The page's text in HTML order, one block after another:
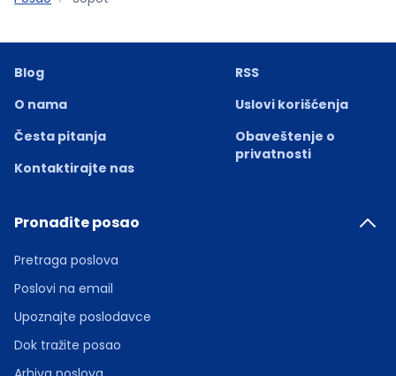
Blog
O nama
Česta pitanja
Kontaktirajte nas
RSS
Uslovi korišćenja
Obaveštenje o
privatnosti
Pronađite posao
Pretraga poslova
Poslovi na email
Upoznajte poslodavce
Dok tražite posao